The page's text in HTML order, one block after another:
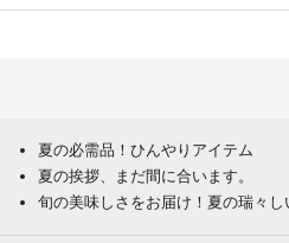
夏の必需品！ひんやりアイテム
夏の挨拶、まだ間に合います。
旬の美味しさをお届け！夏の瑞々し